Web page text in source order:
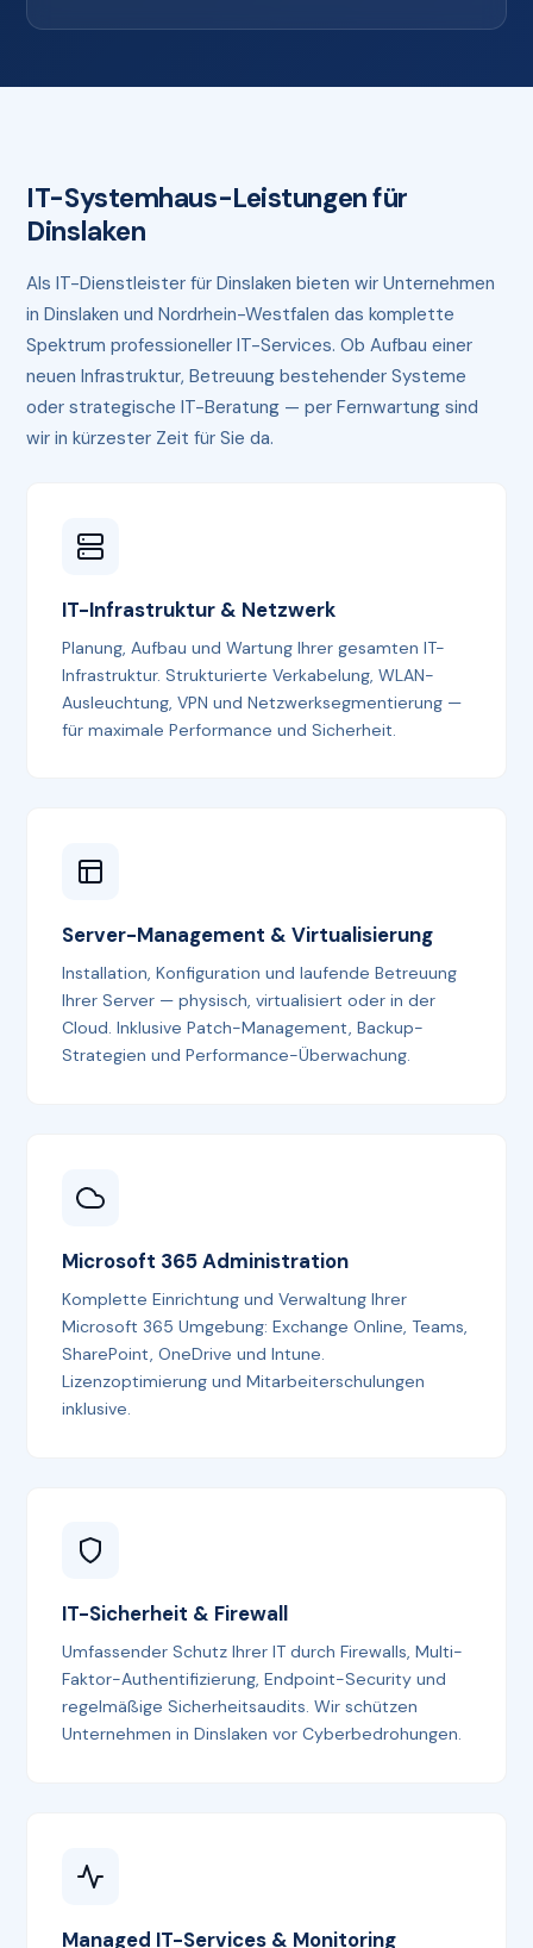
IT-Systemhaus-Leistungen für
Dinslaken
Als IT-Dienstleister für Dinslaken bieten wir Unternehmen
in Dinslaken und Nordrhein-Westfalen das komplette
Spektrum professioneller IT-Services. Ob Aufbau einer
neuen Infrastruktur, Betreuung bestehender Systeme
oder strategische IT-Beratung — per Fernwartung sind
wir in kürzester Zeit für Sie da.
IT-Infrastruktur & Netzwerk
Planung, Aufbau und Wartung Ihrer gesamten IT-
Infrastruktur. Strukturierte Verkabelung, WLAN-
Ausleuchtung, VPN und Netzwerksegmentierung —
für maximale Performance und Sicherheit.
Server-Management & Virtualisierung
Installation, Konfiguration und laufende Betreuung
Ihrer Server — physisch, virtualisiert oder in der
Cloud. Inklusive Patch-Management, Backup-
Strategien und Performance-Überwachung.
Microsoft 365 Administration
Komplette Einrichtung und Verwaltung Ihrer
Microsoft 365 Umgebung: Exchange Online, Teams,
SharePoint, OneDrive und Intune.
Lizenzoptimierung und Mitarbeiterschulungen
inklusive.
IT-Sicherheit & Firewall
Umfassender Schutz Ihrer IT durch Firewalls, Multi-
Faktor-Authentifizierung, Endpoint-Security und
regelmäßige Sicherheitsaudits. Wir schützen
Unternehmen in Dinslaken vor Cyberbedrohungen.
Managed IT-Services & Monitoring